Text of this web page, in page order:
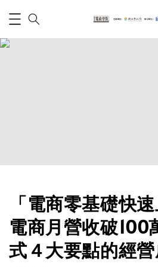
「電商零基礎快
電商月營收破100
式４大要點的經